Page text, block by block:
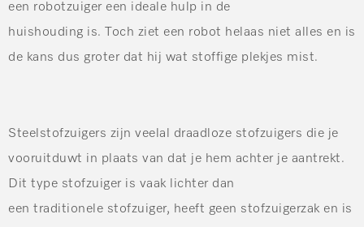
een robotzuiger een ideale hulp in de
huishouding is. Toch ziet een robot helaas niet alles en is
de kans dus groter dat hij wat stoffige plekjes mist.
Steelstofzuigers zijn veelal draadloze stofzuigers die je
vooruitduwt in plaats van dat je hem achter je aantrekt.
Dit type stofzuiger is vaak lichter dan
een traditionele stofzuiger, heeft geen stofzuigerzak en is